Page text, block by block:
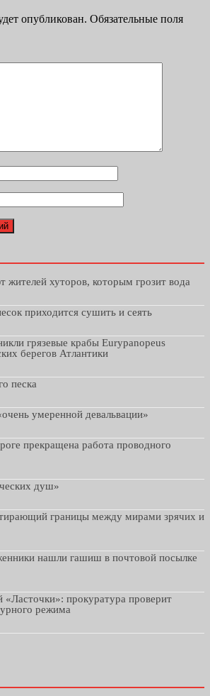
опубликован. Обязательные поля
жителей хуторов, которым грозит вода
приходится сушить и сеять
грязевые крабы Eurypanopeus
берегов Атлантики
песка
умеренной девальвации»
прекращена работа проводного
душ»
границы между мирами зрячих и
нашли гашиш в почтовой посылке
«Ласточки»: прокуратура проверит
режима